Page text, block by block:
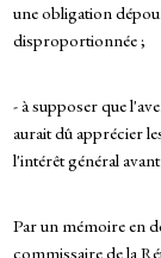
une obligation
disproportionnée ;
- à supposer que
aurait dû apprécier
l'intérêt général
Par un mémoire en
commissaire de la